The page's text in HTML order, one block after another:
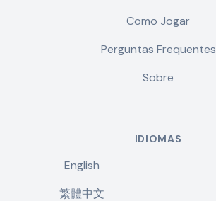
Como Jogar
Perguntas Frequentes
Sobre
IDIOMAS
English
繁體中文